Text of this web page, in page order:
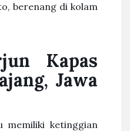
berenang di kolam
Kapas
Jawa
memiliki ketinggian